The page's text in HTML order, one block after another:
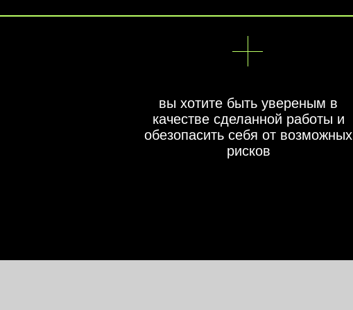
вы хотите быть увереным в
качестве сделанной работы и
обезопасить себя от возможных
рисков